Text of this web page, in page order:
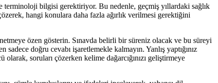
terminoloji bilgisi gerektiriyor. Bu nedenle, geçmiş yıllardaki sağlık
hangi konulara daha fazla ağırlık verilmesi gerektiğini
özen gösterin. Sınavda belirli bir süreniz olacak ve bu süreyi
doğru cevabı işaretlemekle kalmayın. Yanlış yaptığınız
soruları çözerken kelime dağarcığınızı geliştirmeye